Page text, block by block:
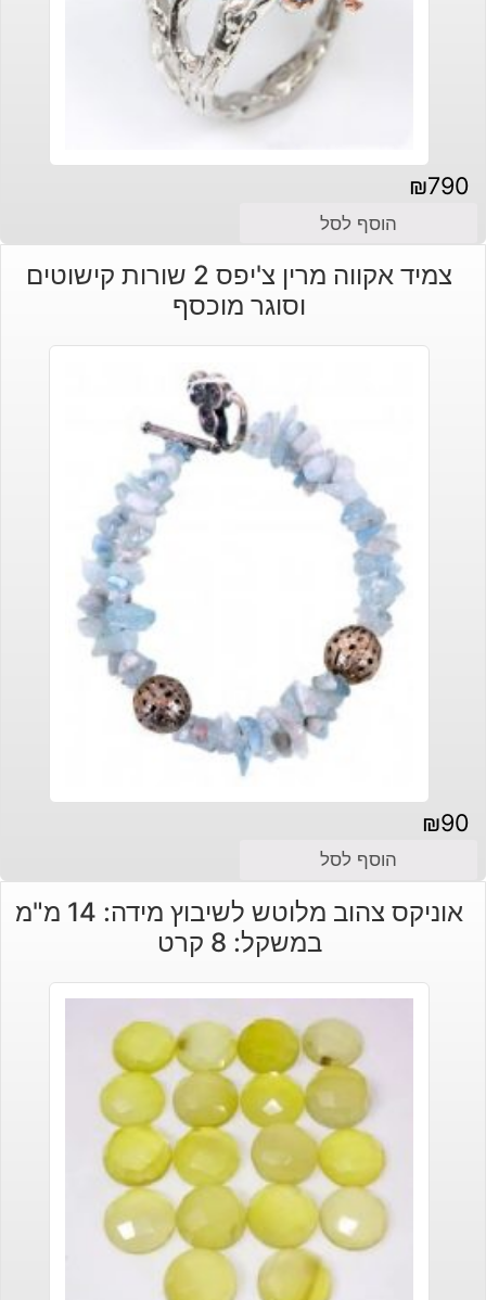
₪790
הוסף לסל
צמיד אקווה מרין צ'יפס 2 שורות קישוטים
וסוגר מוכסף
₪90
הוסף לסל
אוניקס צהוב מלוטש לשיבוץ מידה: 14 מ"מ
במשקל: 8 קרט